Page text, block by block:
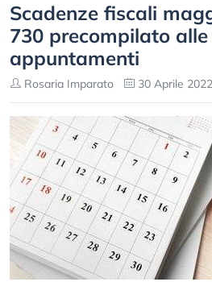
Scadenze fiscali
730 precompilato
appuntamenti
Rosaria Imparato 30 Aprile